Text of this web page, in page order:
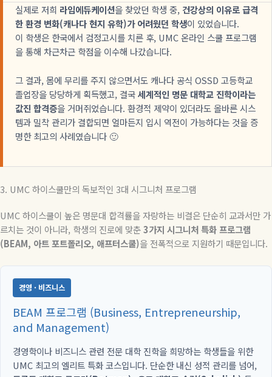
실제로 저희 라임에듀케이션을 찾았던 학생 중, 건강상의 이유로 급격
한 환경 변화(캐나다 현지 유학)가 어려웠던 학생이 있었습니다.
이 학생은 한국에서 검정고시를 치른 후, UMC 온라인 스쿨 프로그램
을 통해 차근차근 학점을 이수해 나갔습니다.
그 결과, 몸에 무리를 주지 않으면서도 캐나다 공식 OSSD 고등학교
졸업장을 당당하게 획득했고, 결국세계적인 명문 대학교 진학이라는
값진 합격증을 거머쥐었습니다. 환경적 제약이 있더라도 올바른 시스
템과 밀착 관리가 결합되면 얼마든지 입시 역전이 가능하다는 것을 증
명한 최고의 사례였습니다 🙂
3. UMC 하이스쿨만의 독보적인 3대 시그니처 프로그램
UMC 하이스쿨이 높은 명문대 합격률을 자랑하는 비결은 단순히 교과서만 가
르치는 것이 아니라, 학생의 진로에 맞춘3가지 시그니처 특화 프로그램
(BEAM, 아트 포트폴리오, 애프터스쿨)을 전폭적으로 지원하기 때문입니다.
경영 · 비즈니스
BEAM 프로그램 (Business, Entrepreneurship,
and Management)
경영학이나 비즈니스 관련 전문 대학 진학을 희망하는 학생들을 위한
UMC 최고의 엘리트 특화 코스입니다. 단순한 내신 성적 관리를 넘어,